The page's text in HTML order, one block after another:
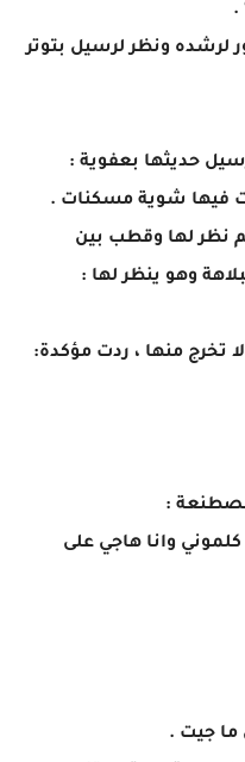
.
لرشده ونظر لرسيل بتوتر
حديثها بعفوية :
فيها شوية مسكنات .
نظر لها وقطب بين
وهو ينظر لها :
منها ، ردت مؤكدة:
:
كلموني وانا هاجي على
ما جيت .